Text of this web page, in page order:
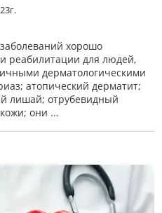
хорошо
реабилитации для людей,
дерматологическими
атопический дерматит;
лишай; отрубевидный
они ...